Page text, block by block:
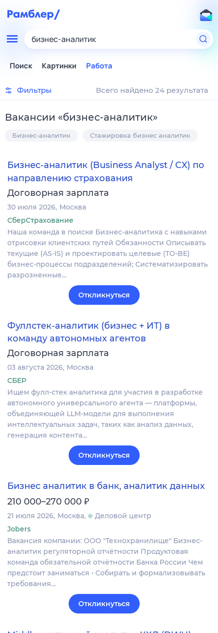
бизнес-аналитик
Поиск Картинки Работа
Фильтры Всего найдено 24 результата
Вакансии «бизнес-аналитик»
Бизнес-аналитик Стажировка бизнес аналитик
Бизнес-аналитик (Business Analyst / CX) по
направлению страхования
Договорная зарплата
30 июля 2026 Москва
СберСтрахование
Наша команда в поиске Бизнес-аналитика с навыками
отрисовки клиентских путей Обязанности Описывать
текущие (AS-IS) и проектировать целевые (TO-BE)
бизнес-процессы подразделений; Систематизировать
разрозненные…
Откликнуться
Фуллстек-аналитик (бизнес + ИТ) в
команду автономных агентов
Договорная зарплата
03 августа 2026 Москва
СБЕР
Ищем фулл-стек аналитика для участия в разработке
автономного универсального агента — платформы,
объединяющей LLM-модели для выполнения
интеллектуальных задач, таких как анализ данных,
генерация контента…
Откликнуться
Бизнес аналитик в банк, аналитик данных
210 000–270 000 ₽
21 июля 2026 Москва
Деловой центр
Jobers
Вакансия компании: ООО "Технохранилище" Бизнес-
аналитик регуляторной отчётности Продуктовая
команда обязательной отчётности Банка России Чем
предстоит заниматься • Собирать и формализовывать
требования…
Откликнуться